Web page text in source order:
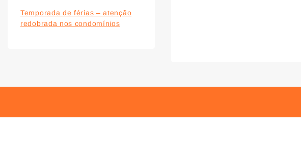
Temporada de férias – atenção
redobrada nos condomínios